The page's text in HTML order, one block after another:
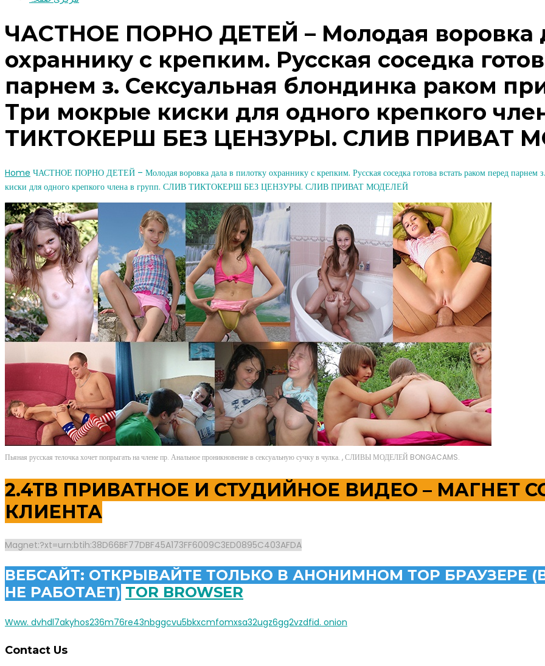
ЧАСТНОЕ ПОРНО ДЕТЕЙ – Молодая воровка
охраннику с крепким. Русская соседка
парнем з. Сексуальная блондинка раком
Три мокрые киски для одного крепкого
ТИКТОКЕРШ БЕЗ ЦЕНЗУРЫ. СЛИВ ПРИВАТ
Home ЧАСТНОЕ ПОРНО ДЕТЕЙ – Молодая воровка дала в пилотку охраннику с крепким. Русская соседка готова встать раком перед парнем
киски для одного крепкого члена в групп. СЛИВ ТИКТОКЕРШ БЕЗ ЦЕНЗУРЫ. СЛИВ ПРИВАТ МОДЕЛЕЙ
Пьяная русская телочка хочет попрыгать на члене пр. Анальное проникновение в сексуальную сучку в чулка. , СЛИВЫ МОДЕЛЕЙ BONGACAMS.
2.4TB ПРИВАТНОЕ И СТУДИЙНОЕ ВИДЕО – МАГНЕТ
КЛИЕНТА
Magnet:?xt=urn:btih:38D66BF77DBF45A173FF6009C3ED0895C403AFDA
ВЕБСАЙТ: ОТКРЫВАЙТЕ ТОЛЬКО В АНОНИМНОМ ТОР БРАУЗЕРЕ
НЕ РАБОТАЕТ) TOR BROWSER
Www. dvhdl7akyhos236m76re43nbggcvu5bkxcmfomxsa32ugz6gg2vzdfid. onion
Contact Us